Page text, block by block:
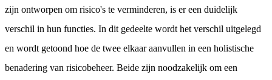
zijn ontworpen om risico's te verminderen, is er een duidelijk
verschil in hun functies. In dit gedeelte wordt het verschil uitgelegd
en wordt getoond hoe de twee elkaar aanvullen in een holistische
benadering van risicobeheer. Beide zijn noodzakelijk om een